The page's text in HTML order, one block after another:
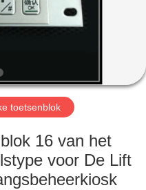
toetsenblok
16 van het
voor De Lift